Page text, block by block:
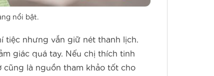
nổi bật.
tiệc nhưng vẫn giữ nét thanh lịch.
giác quá tay. Nếu chị thích tinh
cũng là nguồn tham khảo tốt cho